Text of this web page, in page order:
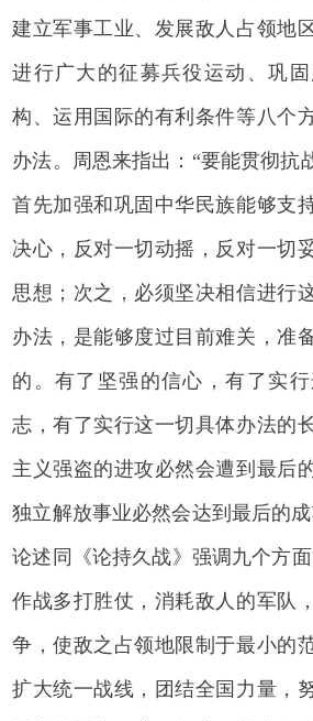
建立军事工业、发展敌人占领地
进行广大的征募兵役运动、巩
构、运用国际的有利条件等八个
办法。周恩来指出：“要能贯彻抗
首先加强和巩固中华民族能够支
决心，反对一切动摇，反对一切
思想；次之，必须坚决相信进行
办法，是能够度过目前难关，准
的。有了坚强的信心，有了实
志，有了实行这一切具体办法的
主义强盗的进攻必然会遭到最后
独立解放事业必然会达到最后的
论述同《论持久战》强调九个方
作战多打胜仗，消耗敌人的军队
争，使敌之占领地限制于最小的
扩大统一战线，团结全国力量，